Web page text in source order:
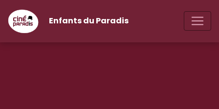
Enfants du Paradis